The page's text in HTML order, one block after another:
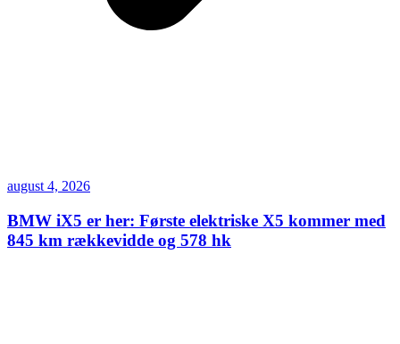
august 4, 2026
BMW iX5 er her: Første elektriske X5 kommer med
845 km rækkevidde og 578 hk